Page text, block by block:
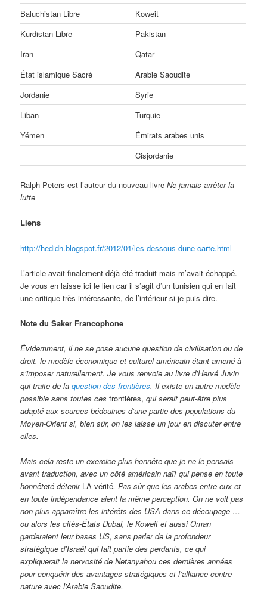
Baluchistan Libre
Koweit
Kurdistan Libre
Pakistan
Iran
Qatar
État islamique Sacré
Arabie Saoudite
Jordanie
Syrie
Liban
Turquie
Yémen
Émirats arabes unis
Cisjordanie
Ralph Peters est l’auteur du nouveau livreNe jamais arrêter la
lutte
Liens
http://hedidh.blogspot.fr/2012/01/les-dessous-dune-carte.html
L’article avait finalement déjà été traduit mais m’avait échappé.
Je vous en laisse ici le lien car il s’agit d’un tunisien qui en fait
une critique très intéressante, de l’intérieur si je puis dire.
Note du Saker Francophone
Évidemment, il ne se pose aucune question de civilisation ou de
droit, le modèle économique et culturel américain étant amené à
s’imposer naturellement. Je vous renvoie au livre d’Hervé Juvin
qui traite de laquestion des frontières. Il existe un autre modèle
possible sans toutes cesfrontières, qui serait peut-être plus
adapté aux sources bédouines d’une partie des populations du
Moyen-Orient si, bien sûr, on les laisse un jour en discuter entre
elles.
Mais cela reste un exercice plus honnête que je ne le pensais
avant traduction, avec un côté américain naïf qui pense en toute
honnêteté détenir LA vérité. Pas sûr que les arabes entre eux et
en toute indépendance aient la même perception. On ne voit pas
non plus apparaître les intérêts des USA dans ce découpage …
ou alors les cités-États Dubai, le Koweit et aussi Oman
garderaient leur bases US, sans parler de la profondeur
stratégique d’Israël qui fait partie des perdants, ce qui
expliquerait la nervosité de Netanyahou ces dernières années
pour conquérir des avantages stratégiques et l’alliance contre
nature avec l’Arabie Saoudite.